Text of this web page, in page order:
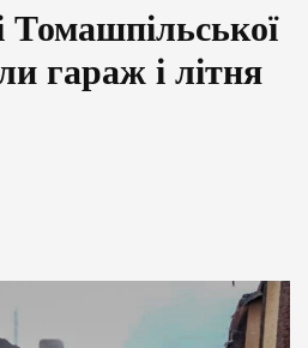
Томашпільської
гараж і літня